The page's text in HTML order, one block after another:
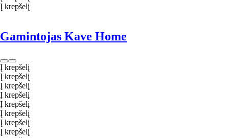
Į krepšelį
Gamintojas Kave Home
Į krepšelį
Į krepšelį
Į krepšelį
Į krepšelį
Į krepšelį
Į krepšelį
Į krepšelį
Į krepšelį